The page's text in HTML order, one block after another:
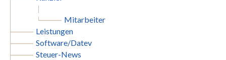
Mitarbeiter
Leistungen
Software/Datev
Steuer-News